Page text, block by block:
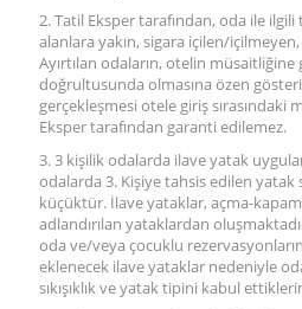
2. Tatil Eksper tarafından, oda ile
alanlara yakın, sigara içilen/
Ayırtılan odaların, otelin
doğrultusunda olmasına özen
gerçekleşmesi otele giriş sırasındaki
Eksper tarafından garanti edilemez.
3. 3 kişilik odalarda ilave yatak
odalarda 3. Kişiye tahsis edilen
küçüktür. İlave yataklar, açma-
adlandırılan yataklardan
oda ve/veya çocuklu
eklenecek ilave yataklar nedeniyle
sıkışıklık ve yatak tipini kabul